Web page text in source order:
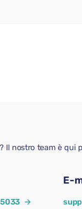
Il nostro team è qui
→
E-